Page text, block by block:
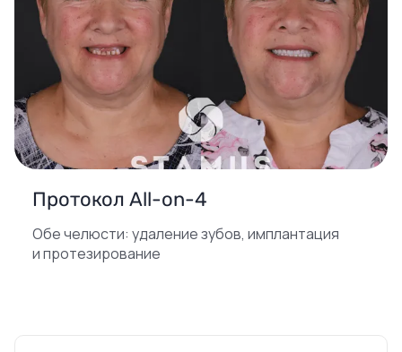
Протокол All-on-4
Обе челюсти: удаление зубов, имплантация
и протезирование